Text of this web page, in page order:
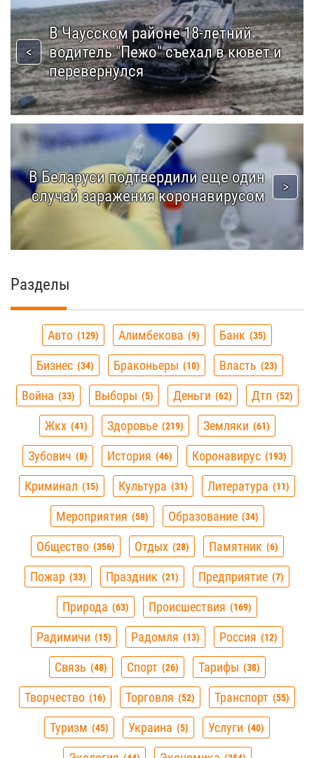
В Чаусском районе 18-летний
водитель "Пежо" съехал в кювет и
перевернулся
В Беларуси подтвердили еще один
случай заражения коронавирусом
Разделы
Авто 129 Алимбекова 9 Банк 35
Бизнес 34 Браконьеры 10 Власть 23
Война 33 Выборы 5 Деньги 62 Дтп 52
Жкх 41 Здоровье 219 Земляки 61
Зубович 8 История 46 Коронавирус 193
Криминал 15 Культура 31 Литература 11
Мероприятия 58 Образование 34
Общество 356 Отдых 28 Памятник 6
Пожар 33 Праздник 21 Предприятие 7
Природа 63 Происшествия 169
Радимичи 15 Радомля 13 Россия 12
Связь 48 Спорт 26 Тарифы 38
Творчество 16 Торговля 52 Транспорт 55
Туризм 45 Украина 5 Услуги 40